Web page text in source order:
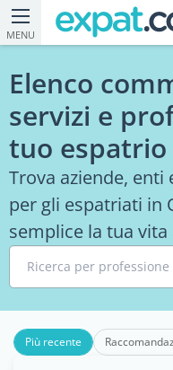
MENU
Elenco
servizi e
tuo espatrio
Trova aziende,
per gli espatriati in
semplice la tua
Ricerca per professione
Più recente